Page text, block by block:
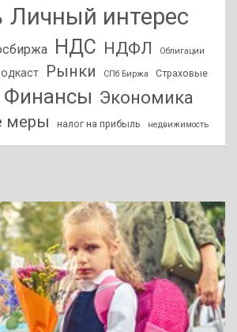
Личный интерес
НДС НДФЛ Облигации
Рынки СПб Биржа Страховые
Финансы Экономика
меры налог на прибыль недвижимость